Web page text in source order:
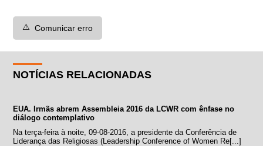
⚠️ Comunicar erro
NOTÍCIAS RELACIONADAS
EUA. Irmãs abrem Assembleia 2016 da LCWR com ênfase no
diálogo contemplativo
Na terça-feira à noite, 09-08-2016, a presidente da Conferência de
Liderança das Religiosas (Leadership Conference of Women Re[...]